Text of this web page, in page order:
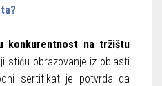
konkurentnost na tržištu
stiču obrazovanje iz oblasti
sertifikat je potvrda da